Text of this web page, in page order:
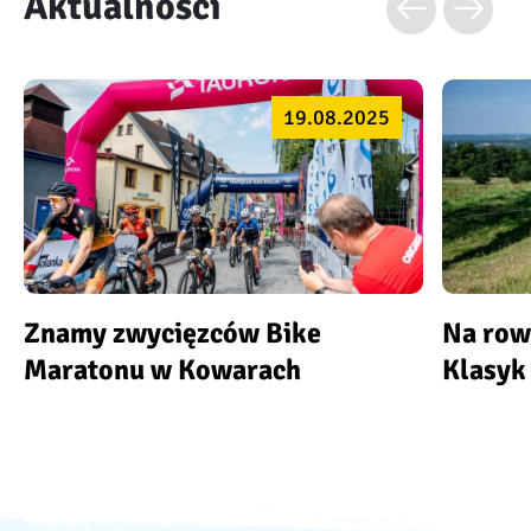
19.08.2025
Znamy zwycięzców Bike
Maratonu w Kowarach
Na